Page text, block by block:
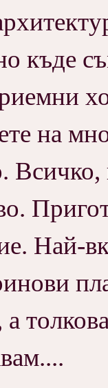
къде
на
Всичко,
Най-
а